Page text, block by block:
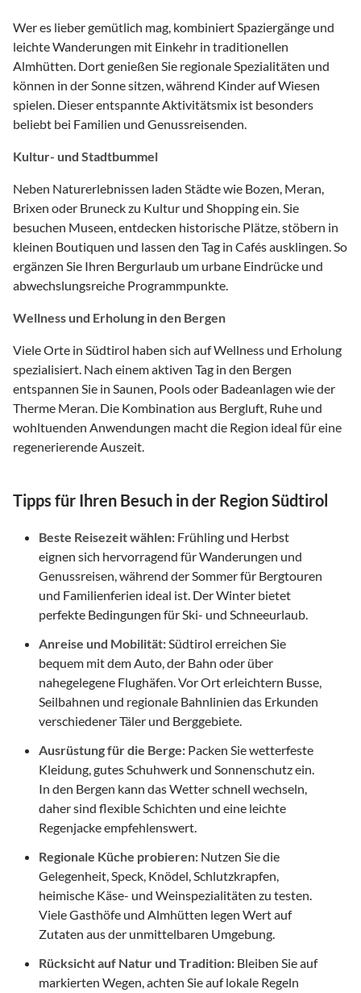
Wer es lieber gemütlich mag, kombiniert Spaziergänge und
leichte Wanderungen mit Einkehr in traditionellen
Almhütten. Dort genießen Sie regionale Spezialitäten und
können in der Sonne sitzen, während Kinder auf Wiesen
spielen. Dieser entspannte Aktivitätsmix ist besonders
beliebt bei Familien und Genussreisenden.
Kultur- und Stadtbummel
Neben Naturerlebnissen laden Städte wie Bozen, Meran,
Brixen oder Bruneck zu Kultur und Shopping ein. Sie
besuchen Museen, entdecken historische Plätze, stöbern in
kleinen Boutiquen und lassen den Tag in Cafés ausklingen. So
ergänzen Sie Ihren Bergurlaub um urbane Eindrücke und
abwechslungsreiche Programmpunkte.
Wellness und Erholung in den Bergen
Viele Orte in Südtirol haben sich auf Wellness und Erholung
spezialisiert. Nach einem aktiven Tag in den Bergen
entspannen Sie in Saunen, Pools oder Badeanlagen wie der
Therme Meran. Die Kombination aus Bergluft, Ruhe und
wohltuenden Anwendungen macht die Region ideal für eine
regenerierende Auszeit.
Tipps für Ihren Besuch in der Region Südtirol
Beste Reisezeit wählen: Frühling und Herbst
eignen sich hervorragend für Wanderungen und
Genussreisen, während der Sommer für Bergtouren
und Familienferien ideal ist. Der Winter bietet
perfekte Bedingungen für Ski- und Schneeurlaub.
Anreise und Mobilität:Südtirol erreichen Sie
bequem mit dem Auto, der Bahn oder über
nahegelegene Flughäfen. Vor Ort erleichtern Busse,
Seilbahnen und regionale Bahnlinien das Erkunden
verschiedener Täler und Berggebiete.
Ausrüstung für die Berge: Packen Sie wetterfeste
Kleidung, gutes Schuhwerk und Sonnenschutz ein.
In den Bergen kann das Wetter schnell wechseln,
daher sind flexible Schichten und eine leichte
Regenjacke empfehlenswert.
Regionale Küche probieren: Nutzen Sie die
Gelegenheit, Speck, Knödel, Schlutzkrapfen,
heimische Käse- und Weinspezialitäten zu testen.
Viele Gasthöfe und Almhütten legen Wert auf
Zutaten aus der unmittelbaren Umgebung.
Rücksicht auf Natur und Tradition: Bleiben Sie auf
markierten Wegen, achten Sie auf lokale Regeln